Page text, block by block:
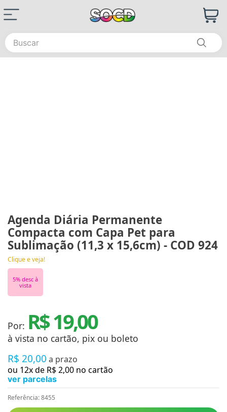
Buscar
Agenda Diária Permanente
Compacta com Capa Pet para
Sublimação (11,3 x 15,6cm) - COD 924
Clique e veja!
5% desc à
vista
Por: R$ 19,00
à vista no cartão, pix ou boleto
R$ 20,00 a prazo
ou 12x de R$2,00 no cartão
ver parcelas
Referência:8455